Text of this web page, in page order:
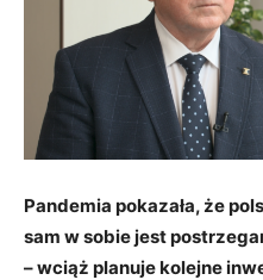
Pandemia pokazała, że
sam w sobie jest
– wciąż planuje kolejne